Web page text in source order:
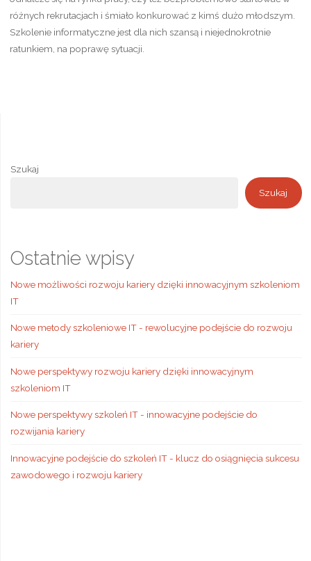
różnych rekrutacjach i śmiało konkurować z kimś dużo młodszym.
Szkolenie informatyczne jest dla nich szansą i niejednokrotnie
ratunkiem, na poprawę sytuacji.
Szukaj
Szukaj
Ostatnie wpisy
Nowe możliwości rozwoju kariery dzięki innowacyjnym szkoleniom
IT
Nowe metody szkoleniowe IT - rewolucyjne podejście do rozwoju
kariery
Nowe perspektywy rozwoju kariery dzięki innowacyjnym
szkoleniom IT
Nowe perspektywy szkoleń IT - innowacyjne podejście do
rozwijania kariery
Innowacyjne podejście do szkoleń IT - klucz do osiągnięcia sukcesu
zawodowego i rozwoju kariery